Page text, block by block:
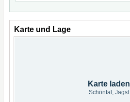
Karte und Lage
Karte laden
Schöntal, Jagst